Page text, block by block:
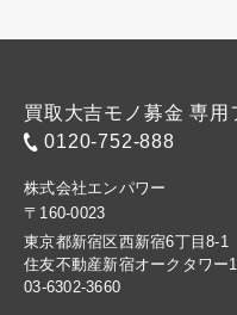
買取大吉モノ募金 専用
0120-752-888
株式会社エンパワー
〒160-0023
東京都新宿区西新宿6丁目8-1
住友不動産新宿オークタワー
03-6302-3660